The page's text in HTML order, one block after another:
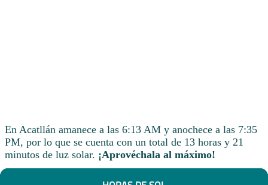
En Acatllán amanece a las 6:13 AM y anochece a las 7:35
PM, por lo que se cuenta con un total de 13 horas y 21
minutos de luz solar. ¡Aprovéchala al máximo!